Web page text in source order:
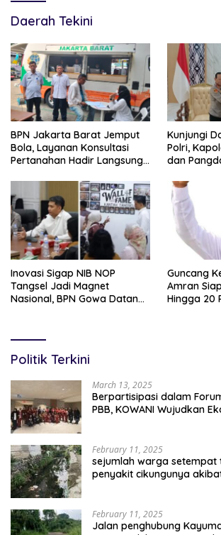
Daerah Tekini
BPN Jakarta Barat Jemput
Bola, Layanan Konsultasi
Pertanahan Hadir Langsung
Kunjungi
Polri,
dan
Inovasi Sigap NIB NOP
Tangsel Jadi Magnet
Nasional, BPN Gowa Datang
Guncang
Amran
Hingga 20
Politik Terkini
March 13, 2025
Berpartisipasi dalam
PBB, KOWANI Wujudkan
February 11, 2025
sejumlah warga setempat
penyakit cikungunya
February 11, 2025
Jalan penghubung